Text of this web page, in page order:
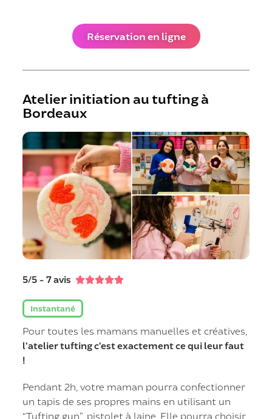
Réservation en ligne
Atelier initiation au tufting à
Bordeaux
5/5 - 7 avis 
Instantané
Pour toutes les mamans manuelles et créatives,
l’atelier tufting c’est exactement ce qui leur faut
!
Pendant 2h, votre maman pourra confectionner
un tapis de ses propres mains en utilisant un
“Tufting gun”, pistolet à laine. Elle pourra choisir